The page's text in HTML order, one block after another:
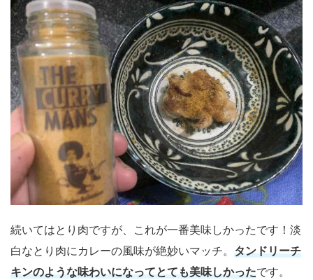
続いてはとり肉ですが、これが一番美味しかったです！淡
白なとり肉にカレーの風味が絶妙いマッチ。 タンドリーチ
キンのような味わいになってとても美味しかったです。